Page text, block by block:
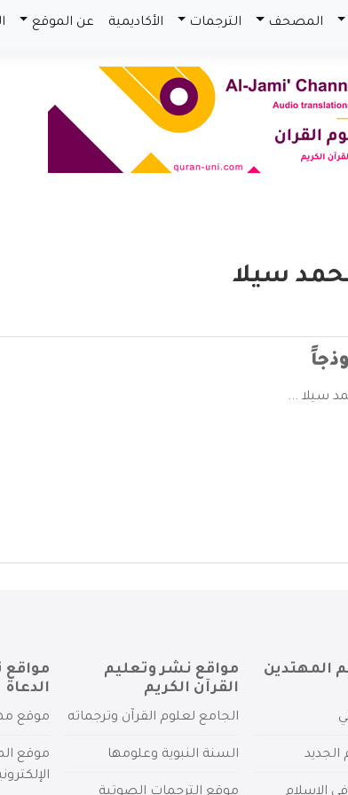
المصحف الترجمات الأكاديمية عن الموقع
سيلا
سيلا ...
المهتدين
مواقع نشر وتعليم
القرآن الكريم
الجامع لعلوم القرآن وترجماته
السنة النبوية وعلومها
مواقع
الدعاة
موقع
موقع